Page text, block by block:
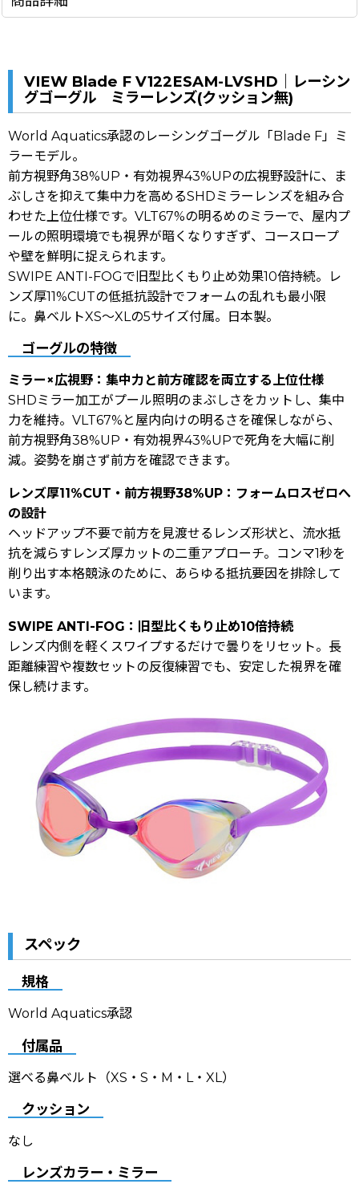
VIEW Blade F V122ESAM-LVSHD｜レーシン
グゴーグル ミラーレンズ(クッション無)
World Aquatics承認のレーシングゴーグル「Blade F」ミ
ラーモデル。
前方視野角38%UP・有効視界43%UPの広視野設計に、ま
ぶしさを抑えて集中力を高めるSHDミラーレンズを組み合
わせた上位仕様です。VLT67%の明るめのミラーで、屋内プ
ールの照明環境でも視界が暗くなりすぎず、コースロープ
や壁を鮮明に捉えられます。
SWIPE ANTI-FOGで旧型比くもり止め効果10倍持続。レ
ンズ厚11%CUTの低抵抗設計でフォームの乱れも最小限
に。鼻ベルトXS〜XLの5サイズ付属。日本製。
ゴーグルの特徴
ミラー×広視野：集中力と前方確認を両立する上位仕様
SHDミラー加工がプール照明のまぶしさをカットし、集中
力を維持。VLT67%と屋内向けの明るさを確保しながら、
前方視野角38%UP・有効視界43%UPで死角を大幅に削
減。姿勢を崩さず前方を確認できます。
レンズ厚11%CUT・前方視野38%UP：フォームロスゼロへ
の設計
ヘッドアップ不要で前方を見渡せるレンズ形状と、流水抵
抗を減らすレンズ厚カットの二重アプローチ。コンマ1秒を
削り出す本格競泳のために、あらゆる抵抗要因を排除して
います。
SWIPE ANTI-FOG：旧型比くもり止め10倍持続
レンズ内側を軽くスワイプするだけで曇りをリセット。長
距離練習や複数セットの反復練習でも、安定した視界を確
保し続けます。
スペック
規格
World Aquatics承認
付属品
選べる鼻ベルト （XS・S・M・L・XL）
クッション
なし
レンズカラー・ミラー